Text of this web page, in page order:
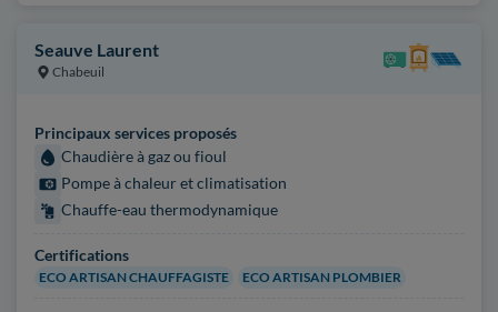
Seauve Laurent
Chabeuil
Principaux services proposés
Chaudière à gaz ou fioul
Pompe à chaleur et climatisation
Chauffe-eau thermodynamique
Certifications
ECO ARTISAN CHAUFFAGISTE ECO ARTISAN PLOMBIER